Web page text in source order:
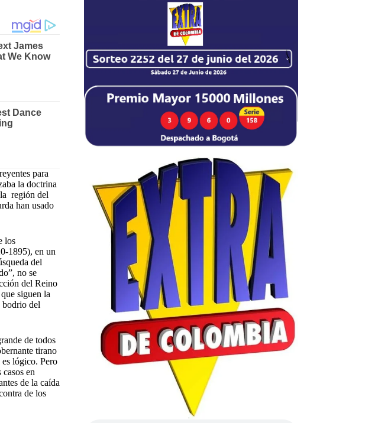
para
la doctrina
región del
han usado
los
1895), en un
del
no se
del Reino
siguen la
bodrio del
de todos
tirano
es lógico. Pero
en
de la caída
de los